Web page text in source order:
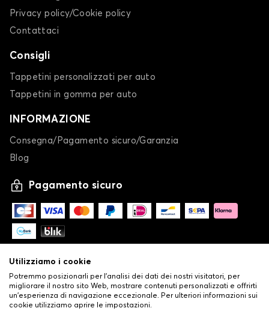
Tappetini per HYUNDAI GETZ
i20
Privacy policy/Cookie policy
Contattaci
Consigli
Tappetini personalizzati per auto
Tappetini in gomma per auto
INFORMAZIONE
Consegna/Pagamento sicuro/Garanzia
Blog
Pagamento sicuro
Utilizziamo i cookie
Potremmo posizionarli per l'analisi dei dati dei nostri visitatori, per
migliorare il nostro sito Web, mostrare contenuti personalizzati e offrirti
un'esperienza di navigazione eccezionale. Per ulteriori informazioni sui
cookie utilizziamo aprire le impostazioni.